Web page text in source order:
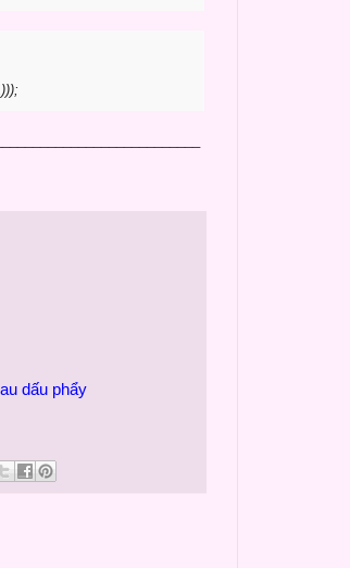
dấu phẩy